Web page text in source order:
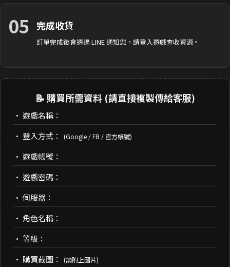
05 完成收貨
訂單完成後會透過 LINE 通知您，請登入遊戲查收資源。
📝 購買所需資料 (請直接複製傳給客服)
• 遊戲名稱：
• 登入方式：
(Google / FB / 官方帳號)
• 遊戲帳號：
• 遊戲密碼：
• 伺服器：
• 角色名稱：
• 等級：
• 購買截圖：
(請附上圖片)